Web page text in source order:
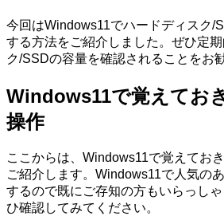
今回はWindows11でハードディスク/
する方法をご紹介しました。ぜひ定
ク/SSDの容量を確認されることをお
Windows11で覚えてお
操作
ここからは、Windows11で覚えてお
ご紹介します。Windows11で人気の
するので既にご存知の方もいらっし
ひ確認してみてください。